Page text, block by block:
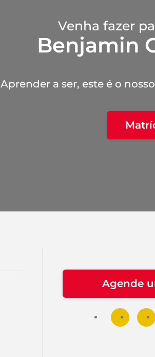
Venha fazer
Benjamin
Aprender a ser, este é o
Agende